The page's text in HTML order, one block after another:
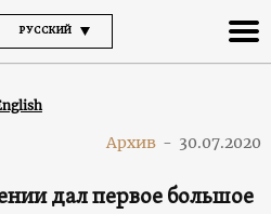
РУССКИЙ
Архив - 30.07.2020
дал первое большое